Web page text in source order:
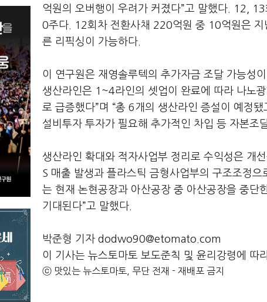
억원의 오버행이 우려가 커졌다”고 말했다. 12,
0주다. 12회차 전환사채 220억원 중 10억원은
른 리픽싱이 가능하다.
이 연구원은 재영솔루텍의 추가자금 조달 가능성
생산라인은 1~4라인의 셋업이 완료에 따라 나노
로 급증했다”며 “총 6개의 생산라인 증설이 예정
설비투자 투자가 필요해 추가적인 차입 등 자본조
생산라인 확대와 적자사업부 정리로 수익성은 개
S 매출 발생과 플라스틱 금형사업부의 구조조정
는 현재 논현공장과 아산공장 중 아산공장을 중단
기대된다”고 말했다.
박준형 기자 dodwo90@etomato.com
이 기사는 뉴스토마토 보도준칙 및 윤리강령에 따
ⓒ 맛있는 뉴스토마토, 무단 전재 - 재배포 금지